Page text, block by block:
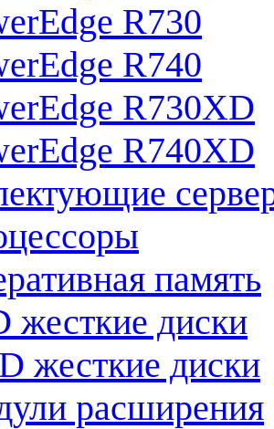
R730
R740
R730XD
R740XD
память
жесткие диски
жесткие диски
расширения